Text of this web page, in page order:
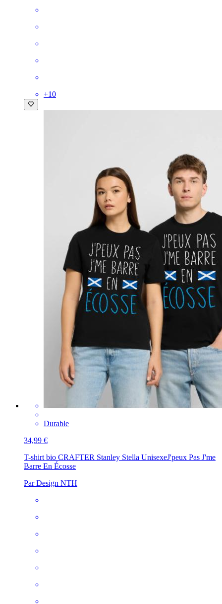
+10
Durable
34,99 €
T-shirt bio CRAFTER Stanley Stella UnisexeJ'peux Pas J'me
Barre En Écosse
Par Design NTH